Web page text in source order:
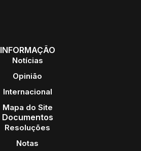
INFORMAÇÃO
Notícias
Opinião
Internacional
Mapa do Site
Documentos
Resoluções
Notas